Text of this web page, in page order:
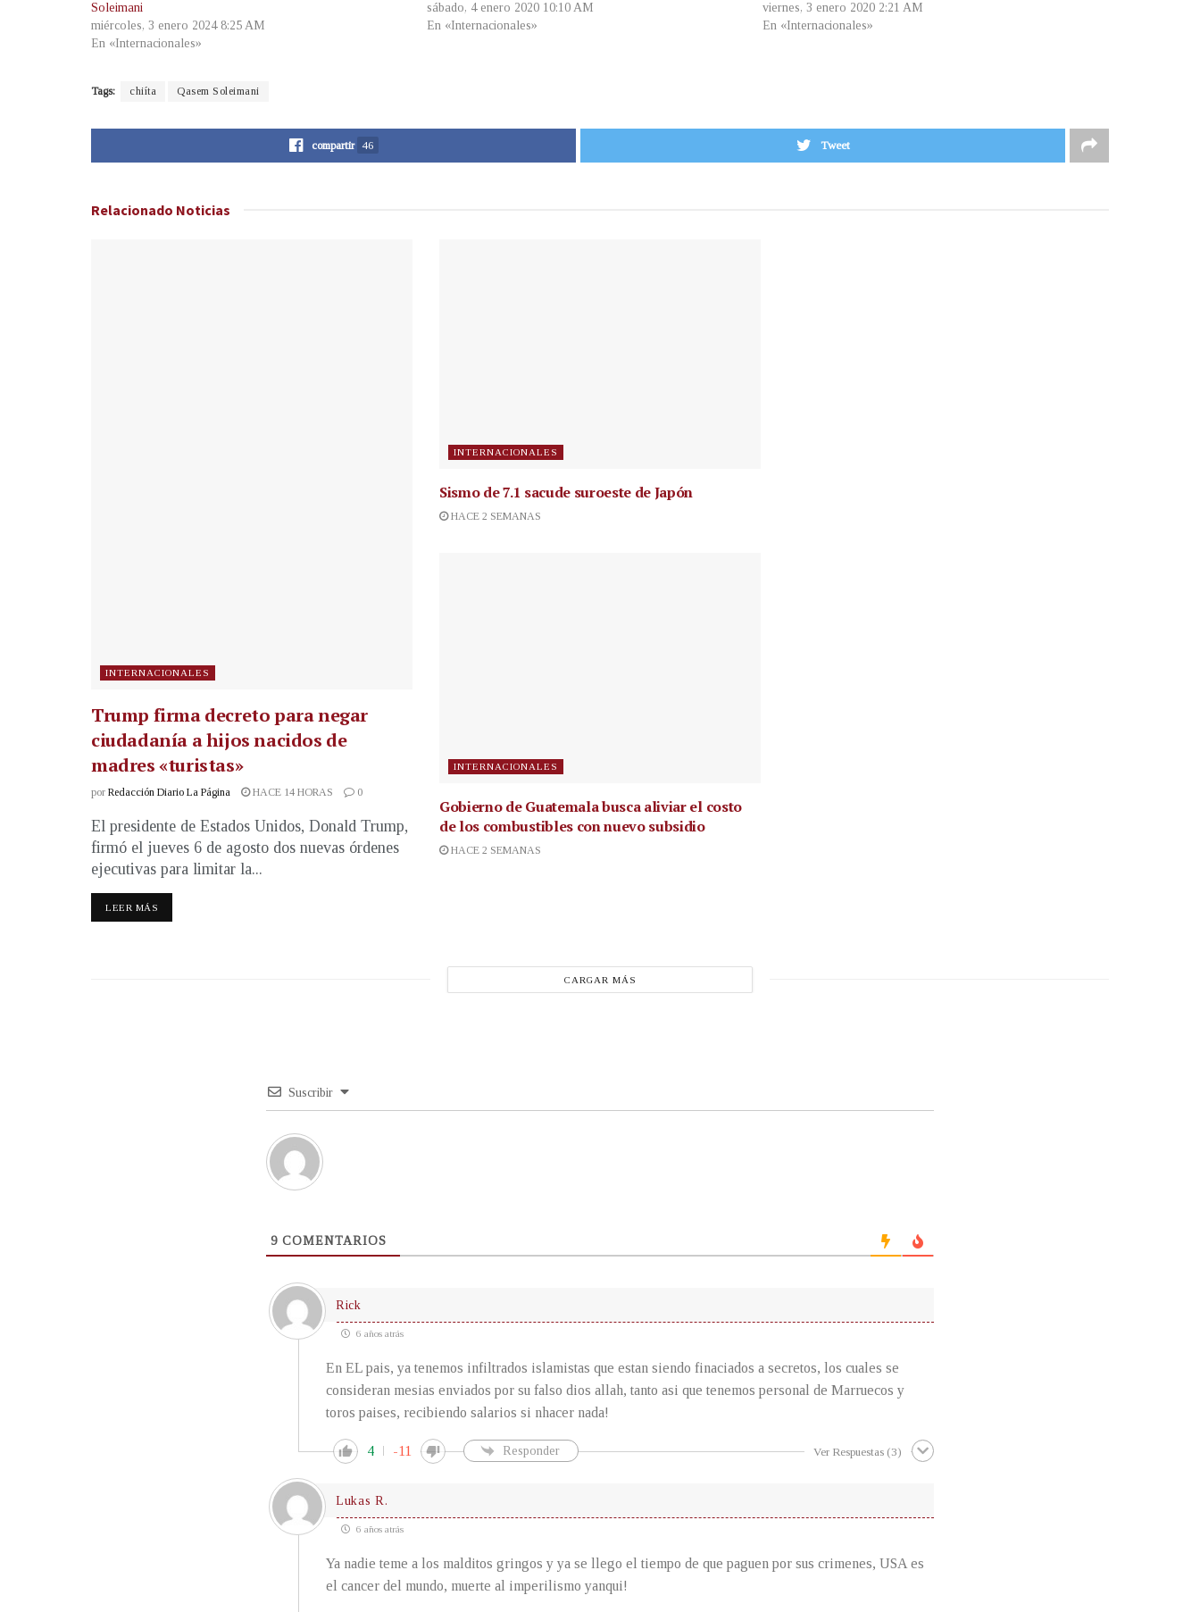
Soleimani
miércoles, 3 enero 2024 8:25 AM
En «Internacionales»
sábado, 4 enero 2020 10:10 AM
En «Internacionales»
viernes, 3 enero 2020 2:21 AM
En «Internacionales»
Tags: chiíta Qasem Soleimani
compartir 46 Tweet
Relacionado Noticias
INTERNACIONALES
Trump firma decreto para negar
ciudadanía a hijos nacidos de
madres «turistas»
por Redacción Diario La Página HACE 14 HORAS 0
El presidente de Estados Unidos, Donald Trump,
firmó el jueves 6 de agosto dos nuevas órdenes
ejecutivas para limitar la...
LEER MÁS
INTERNACIONALES
Sismo de 7.1 sacude suroeste de Japón
HACE 2 SEMANAS
INTERNACIONALES
Gobierno de Guatemala busca aliviar el costo
de los combustibles con nuevo subsidio
HACE 2 SEMANAS
CARGAR MÁS
Suscribir
9 COMENTARIOS
Rick
6 años atrás
En EL pais, ya tenemos infiltrados islamistas que estan siendo finaciados a secretos, los cuales se
consideran mesias enviados por su falso dios allah, tanto asi que tenemos personal de Marruecos y
toros paises, recibiendo salarios si nhacer nada!
4 -11 Responder Ver Respuestas (3)
Lukas R.
6 años atrás
Ya nadie teme a los malditos gringos y ya se llego el tiempo de que paguen por sus crimenes, USA es
el cancer del mundo, muerte al imperilismo yanqui!